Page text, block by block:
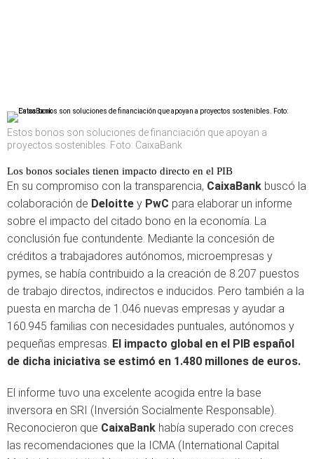
Estos bonos son soluciones de financiación que apoyan a
proyectos sostenibles. Foto: CaixaBank
Los bonos sociales tienen impacto directo en el PIB
En su compromiso con la transparencia, CaixaBank buscó la
colaboración de Deloitte y PwC para elaborar un informe
sobre el impacto del citado bono en la economía. La
conclusión fue contundente. Mediante la concesión de
créditos a trabajadores autónomos, microempresas y
pymes, se había contribuido a la creación de 8.207 puestos
de trabajo directos, indirectos e inducidos. Pero también a la
puesta en marcha de 1.046 nuevas empresas y ayudar a
160.945 familias con necesidades puntuales, autónomos y
pequeñas empresas. El impacto global en el PIB español
de dicha iniciativa se estimó en 1.480 millones de euros.
El informe tuvo una excelente acogida entre la base
inversora en SRI (Inversión Socialmente Responsable).
Reconocieron que CaixaBank había superado con creces
las recomendaciones que la ICMA (International Capital